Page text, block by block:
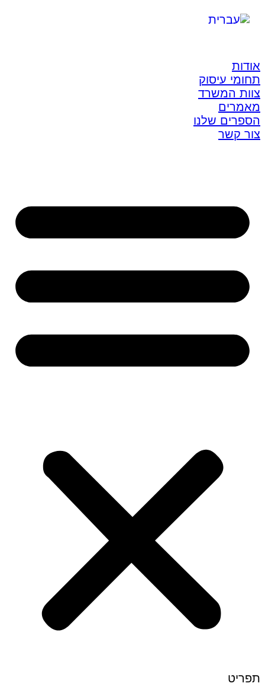
אודות
תחומי עיסוק
צוות המשרד
מאמרים
הספרים שלנו
צור קשר
תפריט